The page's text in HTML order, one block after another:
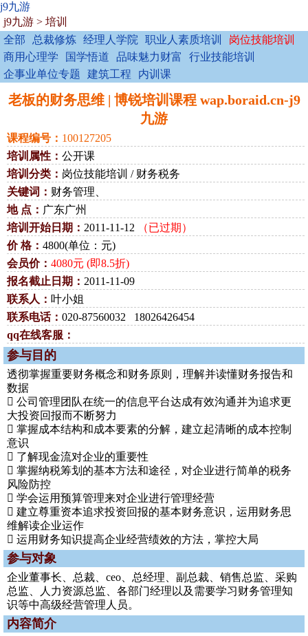
j9九游
j9九游 > 培训
全部
总裁修炼 经理人学院 职业人素质培训
岗位技能培训
商用心理学
国学悟道 品味魅力财富
行业技能培训
企事业单位专题
建筑工程 内训课
老板的财务思维 | 博锐培训课程 wap.boraid.cn-j9
九游
课程编号： 100127205
培训属性： 公开课
培训分类： 岗位技能培训 / 财务税务
关键词： 财务管理、
地 点： 广东广州
培训开始日期： 2011-11-12
（已过期）
价 格： 4800(单位：元)
会员价： 4080元 (即8.5折)
报名截止日期： 2011-11-09
联系人： 叶小姐
联系电话： 020-87560032 18026426454
qq在线客服：
参与目的
透彻掌握重要财务概念和财务原则，理解并读懂财务报告和
数据
 公司管理团队在统一的信息平台达成有效沟通并为追求更
大投资回报而不断努力
 掌握成本结构和成本要素的分解，建立起清晰的成本控制
意识
 了解现金流对企业的重要性
 掌握纳税筹划的基本方法和途径，对企业进行简单的税务
风险防控
 学会运用预算管理来对企业进行管理经营
 建立尊重资本追求投资回报的基本财务意识，运用财务思
维解读企业运作
 运用财务知识提高企业经营绩效的方法，掌控大局
参与对象
企业董事长、总裁、ceo、总经理、副总裁、销售总监、采购
总监、人力资源总监、各部门经理以及需要学习财务管理知
识等中高级经营管理人员。
内容简介